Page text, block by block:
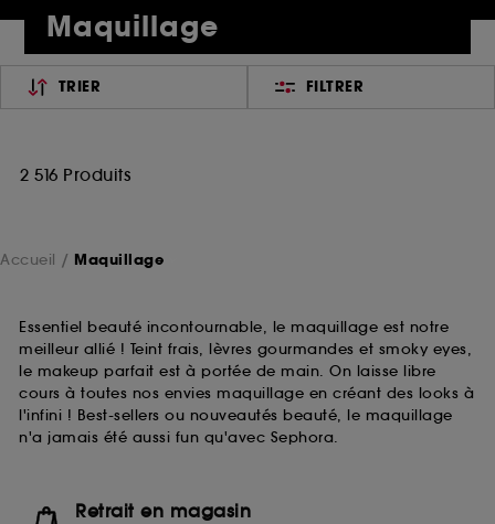
Maquillage
TRIER FILTRER
2 516 Produits
Accueil Maquillage
Essentiel beauté incontournable, le maquillage est notre
meilleur allié ! Teint frais, lèvres gourmandes et smoky eyes,
le makeup parfait est à portée de main. On laisse libre
cours à toutes nos envies maquillage en créant des looks à
l'infini ! Best-sellers ou nouveautés beauté, le maquillage
n'a jamais été aussi fun qu'avec Sephora.
Retrait en magasin